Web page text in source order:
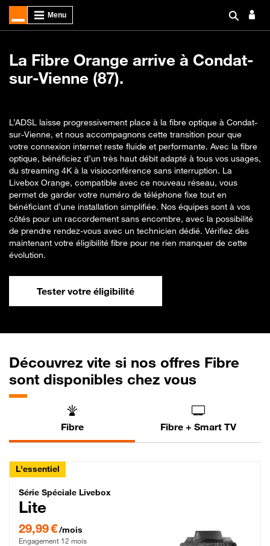
La Fibre Orange arrive à Condat-
sur-Vienne (87).
L’ADSL laisse progressivement place à la fibre optique à Condat-
sur-Vienne, et nous accompagnons cette transition pour que
votre connexion internet reste fluide et performante. Avec la fibre
optique, bénéficiez d’un très haut débit adapté à tous vos usages,
du streaming 4K à la visioconférence sans interruption. La
Livebox Orange, compatible avec ce nouveau réseau, vous
permet de garder votre numéro de téléphone fixe tout en
bénéficiant d’une installation simplifiée. Nos équipes sont à vos
côtés pour un raccordement sans encombre, avec la possibilité
de prendre rendez-vous avec un technicien dédié. Vérifiez dès
maintenant votre éligibilité fibre pour ne rien manquer de cette
évolution.
Tester votre éligibilité
Découvrez vite si nos offres Fibre
sont disponibles chez vous
Fibre Fibre + Smart TV
L'essentiel
Série Spéciale Livebox Lite Fibre
Série Spéciale Livebox
Lite
29,99 €/mois
Engagement 12 mois